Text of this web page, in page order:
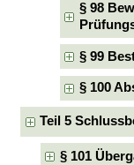
§ 98
§ 99
§ 100
Teil 5
§ 101